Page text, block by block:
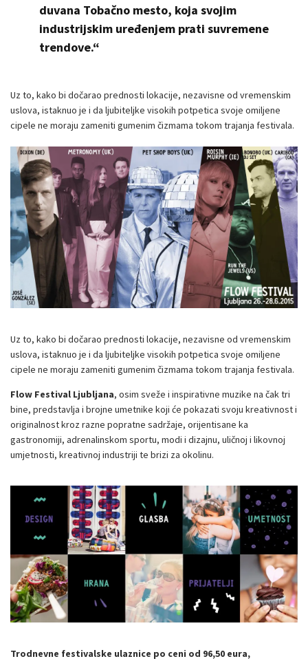
duvana Tobačno mesto, koja svojim
industrijskim uređenjem prati suvremene
trendove.“
Uz to, kako bi dočarao prednosti lokacije, nezavisne od vremenskim
uslova, istaknuo je i da ljubiteljke visokih potpetica svoje omiljene
cipele ne moraju zameniti gumenim čizmama tokom trajanja festivala.
Uz to, kako bi dočarao prednosti lokacije, nezavisne od vremenskim
uslova, istaknuo je i da ljubiteljke visokih potpetica svoje omiljene
cipele ne moraju zameniti gumenim čizmama tokom trajanja festivala.
Flow Festival Ljubljana, osim sveže i inspirativne muzike na čak tri
bine, predstavlja i brojne umetnike koji će pokazati svoju kreativnost i
originalnost kroz razne popratne sadržaje, orijentisane ka
gastronomiji, adrenalinskom sportu, modi i dizajnu, uličnoj i likovnoj
umjetnosti, kreativnoj industriji te brizi za okolinu.
Trodnevne festivalske ulaznice po ceni od 96,50 eura,